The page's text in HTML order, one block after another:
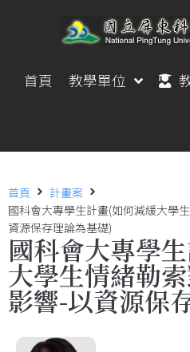
首頁 教學單位
首頁
計畫案
國科會大專學生計畫(如何減緩大學
資源保存理論為基礎)
國科會大專學
大學生情緒勒
影響-以資源保